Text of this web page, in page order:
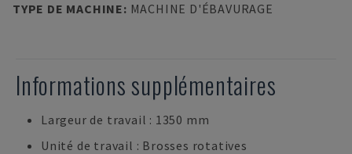
TYPE DE MACHINE: MACHINE D'ÉBAVURAGE
Informations supplémentaires
Largeur de travail : 1350 mm
Unité de travail : Brosses rotatives